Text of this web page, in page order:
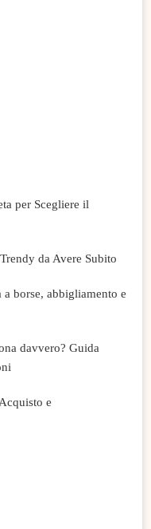
per Scegliere il
da Avere Subito
borse, abbigliamento e
davvero? Guida
e